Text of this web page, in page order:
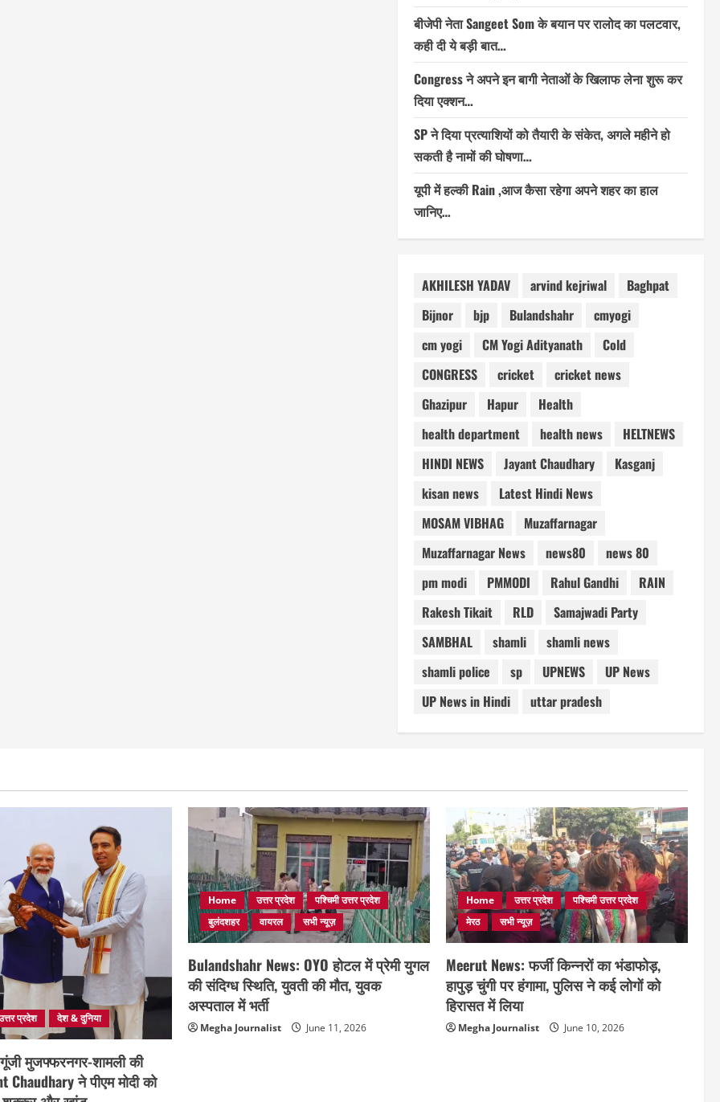
बीजेपी नेता Sangeet Som के बयान पर रालोद का पलटवार,
कही दी ये बड़ी बात…
Congress ने अपने इन बागी नेताओं के खिलाफ लेना शुरू कर
दिया एक्शन…
SP ने दिया प्रत्याशियों को तैयारी के संकेत, अगले महीने हो
सकती है नामों की घोषणा…
यूपी में हल्की Rain ,आज कैसा रहेगा अपने शहर का हाल
जानिए…
AKHILESH YADAV arvind kejriwal
Baghpat
Bijnor
bjp Bulandshahr
cmyogi
cm yogi
CM Yogi Adityanath
Cold
CONGRESS
cricket
cricket news
Ghazipur
Hapur
Health
health department
health news
HELTNEWS
HINDI NEWS
Jayant Chaudhary
Kasganj
kisan news
Latest Hindi News
MOSAM VIBHAG
Muzaffarnagar
Muzaffarnagar News
news80
news 80
pm modi
PMMODI Rahul Gandhi
RAIN
Rakesh Tikait
RLD
Samajwadi Party
SAMBHAL
shamli
shamli news
shamli police
sp UPNEWS
UP News
UP News in Hindi
uttar pradesh
प्रदेश देश & दुनिया
मुजफ्फरनगर-शामली की
Chaudhary ने पीएम मोदी को
Home उत्तर प्रदेश
पश्चिमी उत्तर प्रदेश
बुलंदशहर
वायरल सभी न्यूज़
Bulandshahr News: OYO होटल में प्रेमी युगल
की संदिग्ध स्थिति, युवती की मौत, युवक
अस्पताल में भर्ती
Megha Journalist June 11, 2026
Home उत्तर प्रदेश
पश्चिमी उत्तर प्रदेश
मेरठ
सभी न्यूज़
Meerut News: फर्जी किन्नरों का भंडाफोड़,
हापुड़ चुंगी पर हंगामा, पुलिस ने कई लोगों को
हिरासत में लिया
Megha Journalist June 10, 2026